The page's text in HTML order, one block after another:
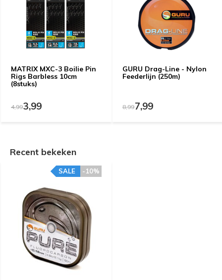
MATRIX MXC-3 Boilie Pin
Rigs Barbless 10cm
(8stuks)
4,993,99
GURU Drag-Line - Nylon
Feederlijn (250m)
8,997,99
Recent bekeken
-10%
SALE